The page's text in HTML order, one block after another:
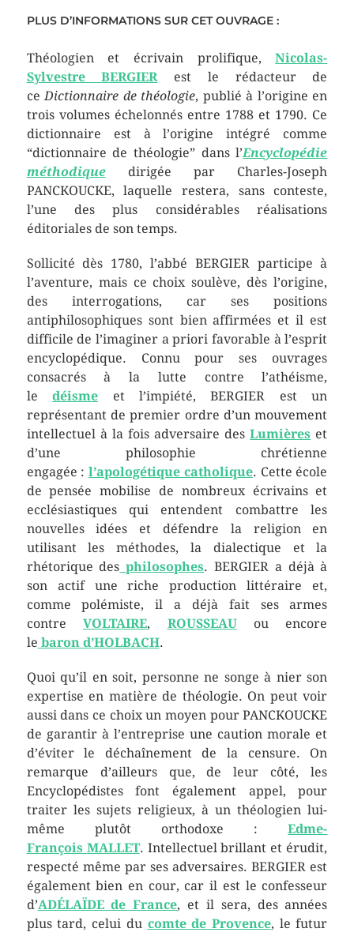
PLUS D’INFORMATIONS SUR CET OUVRAGE :
Théologien et écrivain prolifique,Nicolas-
SylvestreBERGIER est le rédacteur de
ce Dictionnaire de théologie, publié à l’origine en
trois volumes échelonnés entre 1788 et 1790. Ce
dictionnaire est à l’origine intégré comme
“dictionnaire de théologie” dans l’Encyclopédie
méthodiquedirigée par Charles-Joseph
PANCKOUCKE, laquelle restera, sans conteste,
l’une des plus considérables réalisations
éditoriales de son temps.
Sollicité dès 1780, l’abbé BERGIER participe à
l’aventure, mais ce choix soulève, dès l’origine,
des interrogations, car ses positions
antiphilosophiques sont bien affirmées et il est
difficile de l’imaginer a priori favorable à l’esprit
encyclopédique. Connu pour ses ouvrages
consacrés à la lutte contre l’athéisme,
ledéisme et l’impiété, BERGIER est un
représentant de premier ordre d’un mouvement
intellectuel à la fois adversaire desLumières et
d’une philosophie chrétienne
engagée :l’apologétique catholique. Cette école
de pensée mobilise de nombreux écrivains et
ecclésiastiques qui entendent combattre les
nouvelles idées et défendre la religion en
utilisant les méthodes, la dialectique et la
rhétorique des philosophes. BERGIER a déjà à
son actif une riche production littéraire et,
comme polémiste, il a déjà fait ses armes
contreVOLTAIRE, ROUSSEAUou encore
le baron d’HOLBACH.
Quoi qu’il en soit, personne ne songe à nier son
expertise en matière de théologie. On peut voir
aussi dans ce choix un moyen pour PANCKOUCKE
de garantir à l’entreprise une caution morale et
d’éviter le déchaînement de la censure. On
remarque d’ailleurs que, de leur côté, les
Encyclopédistes font également appel, pour
traiter les sujets religieux, à un théologien lui-
même plutôt orthodoxe :Edme-
François MALLET. Intellectuel brillant et érudit,
respecté même par ses adversaires. BERGIER est
également bien en cour, car il est le confesseur
d’ADÉLAÏDEde France, et il sera, des années
plus tard, celui du comte de Provence, le futur